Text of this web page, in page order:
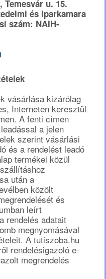
Temesvár u. 15.
és Iparkamara
szám: NAIH-
vásárlása kizárólag
Interneten keresztül
A fenti címen
a jelen
szerint vásárlási
és a rendelést leadó
termékei közül
után a
közölt
és
leírt
rendelés adatait
megnyomásával
A tutiszoba.hu
rendelésigazoló e-
megrendelés